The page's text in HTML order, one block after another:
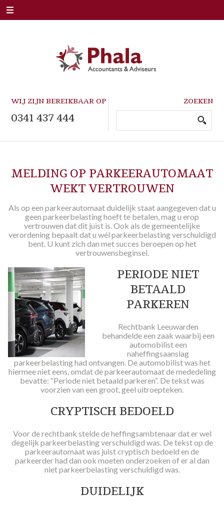
OVER ONS
DIENSTEN
INLOGGEN
LOKET
WIJ ZIJN BEREIKBAAR OP
0341 437 444
ZOEKEN
MELDING OP PARKEERAUTOMAAT
WEKT VERTROUWEN
Als op een parkeerautomaat duidelijk staat aangegeven dat u
geen parkeerbelasting hoeft te betalen, mag u erop
vertrouwen dat dit juist is. Ook als de gemeentelijke
verordening bepaalt dat u wél parkeerbelasting verschuldigd
bent. U kunt zich dan met succes beroepen op het
vertrouwensbeginsel.
PERIODE NIET
BETAALD
PARKEREN
Rechtbank Leeuwarden
behandelde een zaak waarbij een
automobilist een
naheffingsaanslag
parkeerbelasting had ontvangen. De automobilist was het
hiermee niet eens, omdat de parkeerautomaat de mededeling
bevatte: “Periode niet betaald parkeren“. De tekst was
voorzien van een groot, geel uitroepteken.
CRYPTISCH BEDOELD
Voor de rechtbank stelde de heffingsambtenaar dat er wel
degelijk parkeerbelasting verschuldigd was. De tekst op de
parkeerautomaat was juist cryptisch bedoeld en de
parkeerder had dan ook moeten onderzoeken of er al dan
niet parkeerbelasting verschuldigd was.
DUIDELIJK